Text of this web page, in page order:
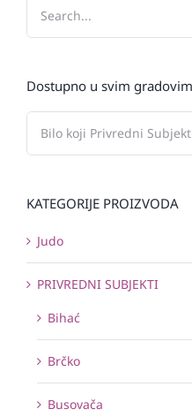
Dostupno u svim
KATEGORIJE PROIZVODA
Judo
PRIVREDNI SUBJEKTI
Bihać
Brčko
Busovača